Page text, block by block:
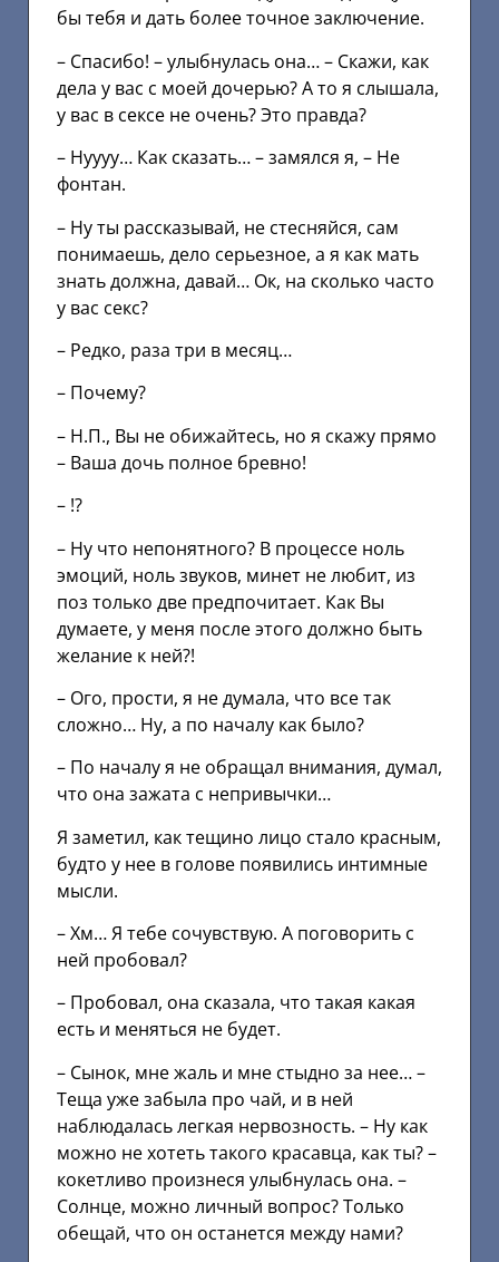
бы тебя и дать более точное заключение.
– Спасибо! – улыбнулась она… – Скажи, как
дела у вас с моей дочерью? А то я слышала,
у вас в сексе не очень? Это правда?
– Нуууу… Как сказать… – замялся я, – Не
фонтан.
– Ну ты рассказывай, не стесняйся, сам
понимаешь, дело серьезное, а я как мать
знать должна, давай… Ок, на сколько часто
у вас секс?
– Редко, раза три в месяц…
– Почему?
– Н.П., Вы не обижайтесь, но я скажу прямо
– Ваша дочь полное бревно!
– !?
– Ну что непонятного? В процессе ноль
эмоций, ноль звуков, минет не любит, из
поз только две предпочитает. Как Вы
думаете, у меня после этого должно быть
желание к ней?!
– Ого, прости, я не думала, что все так
сложно… Ну, а по началу как было?
– По началу я не обращал внимания, думал,
что она зажата с непривычки…
Я заметил, как тещино лицо стало красным,
будто у нее в голове появились интимные
мысли.
– Хм… Я тебе сочувствую. А поговорить с
ней пробовал?
– Пробовал, она сказала, что такая какая
есть и меняться не будет.
– Сынок, мне жаль и мне стыдно за нее… –
Теща уже забыла про чай, и в ней
наблюдалась легкая нервозность. – Ну как
можно не хотеть такого красавца, как ты? –
кокетливо произнеся улыбнулась она. –
Солнце, можно личный вопрос? Только
обещай, что он останется между нами?